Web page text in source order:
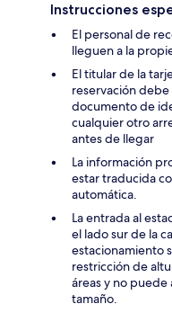
Instrucciones
El personal de
lleguen a la
El titular de la
reservación
documento de
cualquier otro
antes de llegar
La información
estar traducida
automática.
La entrada al
el lado sur de la
estacionamiento
restricción de
áreas y no
tamaño.